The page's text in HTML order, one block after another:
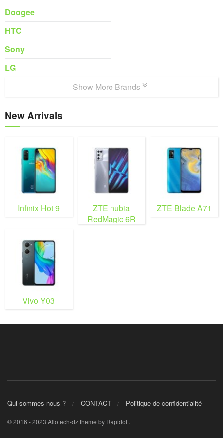
Doogee
HTC
Sony
LG
Show More Brands
New Arrivals
Infinix Hot 9
ZTE nubia
RedMagic 6R
ZTE Blade A71
Vivo Y03
Qui sommes nous ? CONTACT Politique de confidentialité
© 2016 - 2023 Allotech-dz theme by RapidoF.